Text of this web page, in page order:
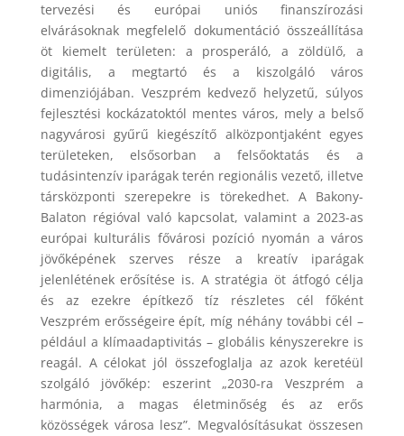
tervezési és európai uniós finanszírozási
elvárásoknak megfelelő dokumentáció összeállítása
öt kiemelt területen: a prosperáló, a zöldülő, a
digitális, a megtartó és a kiszolgáló város
dimenziójában. Veszprém kedvező helyzetű, súlyos
fejlesztési kockázatoktól mentes város, mely a belső
nagyvárosi gyűrű kiegészítő alközpontjaként egyes
területeken, elsősorban a felsőoktatás és a
tudásintenzív iparágak terén regionális vezető, illetve
társközponti szerepekre is törekedhet. A Bakony-
Balaton régióval való kapcsolat, valamint a 2023-as
európai kulturális fővárosi pozíció nyomán a város
jövőképének szerves része a kreatív iparágak
jelenlétének erősítése is. A stratégia öt átfogó célja
és az ezekre építkező tíz részletes cél főként
Veszprém erősségeire épít, míg néhány további cél –
például a klímaadaptivitás – globális kényszerekre is
reagál. A célokat jól összefoglalja az azok keretéül
szolgáló jövőkép: eszerint „2030-ra Veszprém a
harmónia, a magas életminőség és az erős
közösségek városa lesz”. Megvalósításukat összesen